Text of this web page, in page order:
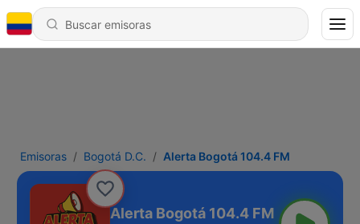
Emisoras Bogotá D.C. Alerta Bogotá 104.4 FM
Alerta Bogotá 104.4 FM